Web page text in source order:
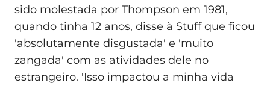
sido molestada por Thompson em 1981,
quando tinha 12 anos, disse à Stuff que ficou
'absolutamente disgustada' e 'muito
zangada' com as atividades dele no
estrangeiro. 'Isso impactou a minha vida